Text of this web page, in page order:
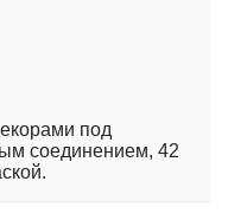
под
соединением, 42